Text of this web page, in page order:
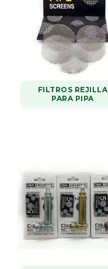
FILTROS REJILLA
PARA PIPA